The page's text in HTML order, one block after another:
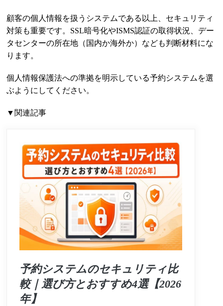
顧客の個人情報を扱うシステムである以上、セキュリティ
対策も重要です。SSL暗号化やISMS認証の取得状況、デー
タセンターの所在地（国内か海外か）なども判断材料にな
ります。
個人情報保護法への準拠を明示している予約システムを選
ぶようにしてください。
▼関連記事
予約システムのセキュリティ比
較｜選び方とおすすめ4選【2026
年】